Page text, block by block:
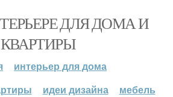
ДЛЯ ДОМА И
КВАРТИРЫ
интерьер для дома
идеи дизайна мебель